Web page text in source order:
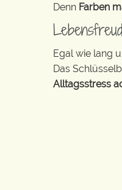
Denn Farben
Egal wie lang
Das
Alltagsstress